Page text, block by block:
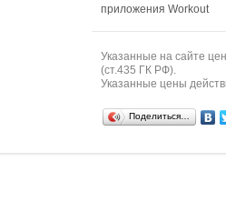
приложения Workout
Указанные на сайте
(ст.435 ГК РФ).
Указанные цены
Поделиться…